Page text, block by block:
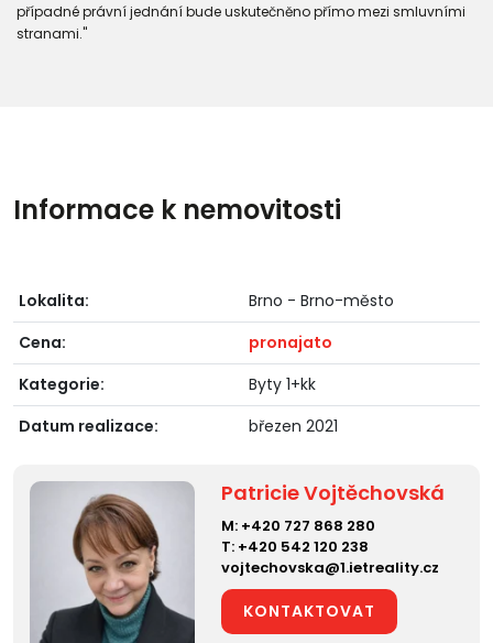
případné právní jednání bude uskutečněno přímo mezi smluvními
stranami."
Informace k nemovitosti
Lokalita:
Brno - Brno-město
Cena:
pronajato
Kategorie:
Byty 1+kk
Datum realizace:
březen 2021
Patricie Vojtěchovská
M: +420 727 868 280
T: +420 542 120 238
vojtechovska@1.ietreality.cz
KONTAKTOVAT